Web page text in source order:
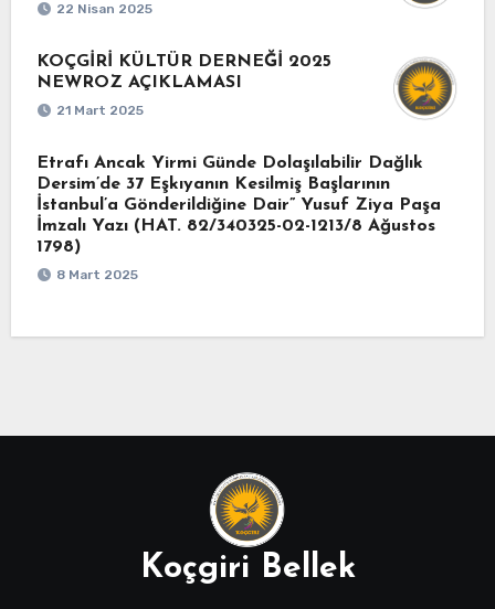
22 Nisan 2025
KOÇGİRİ KÜLTÜR DERNEĞİ 2025
NEWROZ AÇIKLAMASI
21 Mart 2025
Etrafı Ancak Yirmi Günde Dolaşılabilir Dağlık
Dersim’de 37 Eşkıyanın Kesilmiş Başlarının
İstanbul’a Gönderildiğine Dair” Yusuf Ziya Paşa
İmzalı Yazı (HAT. 82/340325-02-1213/8 Ağustos
1798)
8 Mart 2025
Koçgiri Bellek